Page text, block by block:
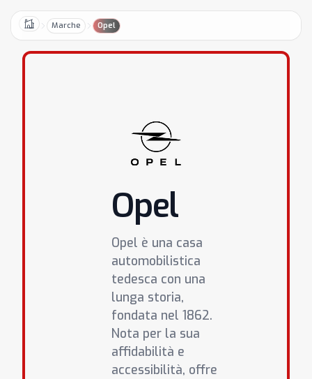
HomeMarche Opel
Opel
Opel è una casa
automobilistica
tedesca con una
lunga storia,
fondata nel 1862.
Nota per la sua
affidabilità e
accessibilità, offre